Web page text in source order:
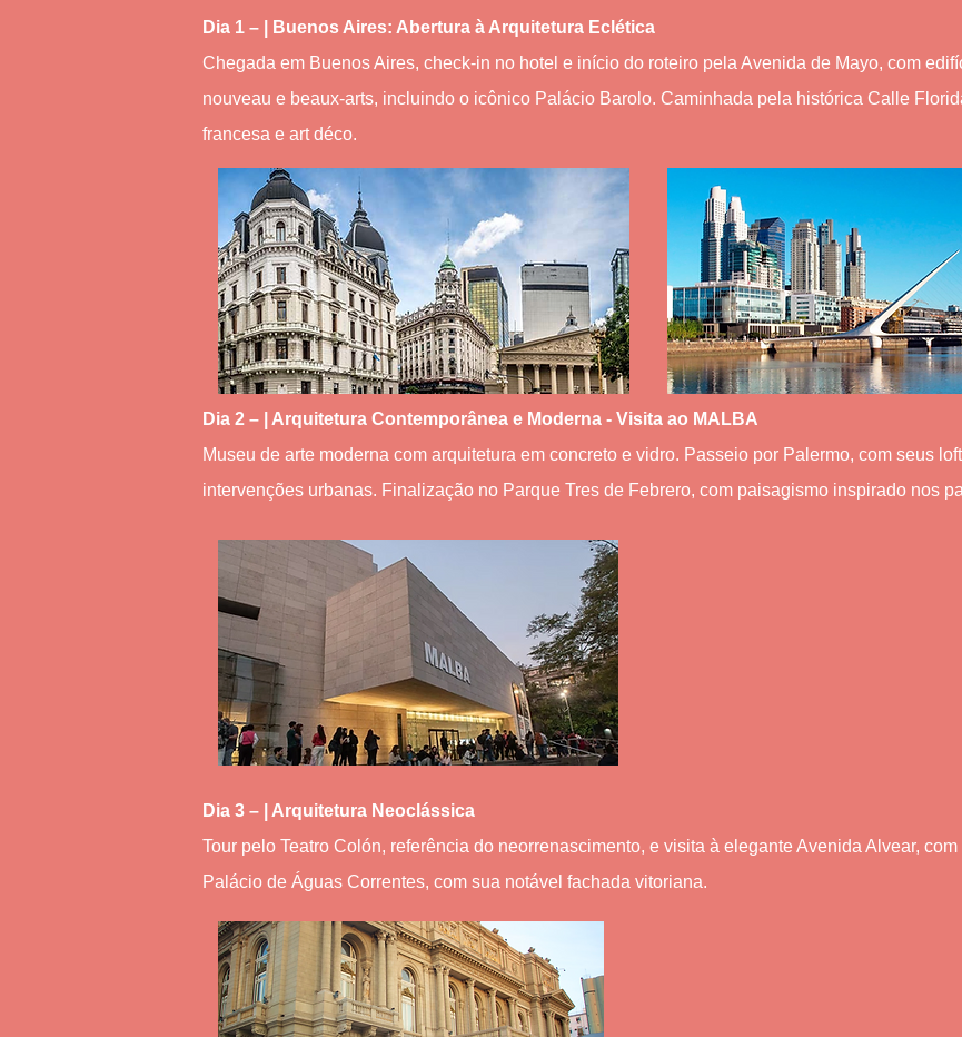
Dia 1 – | Buenos Aires: Abertura à Arquitetura Eclética
Chegada em Buenos Aires, check-in no hotel e início do roteiro pela Avenida de Mayo, com
nouveau e beaux-arts, incluindo o icônico Palácio Barolo. Caminhada pela histórica Calle
francesa e art déco.
Dia 2 – | Arquitetura Contemporânea e Moderna - Visita ao MALBA
Museu de arte moderna com arquitetura em concreto e vidro. Passeio por Palermo, com seus
intervenções urbanas. Finalização no Parque Tres de Febrero, com paisagismo inspirado nos
Dia 3 – | Arquitetura Neoclássica
Tour pelo Teatro Colón, referência do neorrenascimento, e visita à elegante Avenida Alvear,
Palácio de Águas Correntes, com sua notável fachada vitoriana.